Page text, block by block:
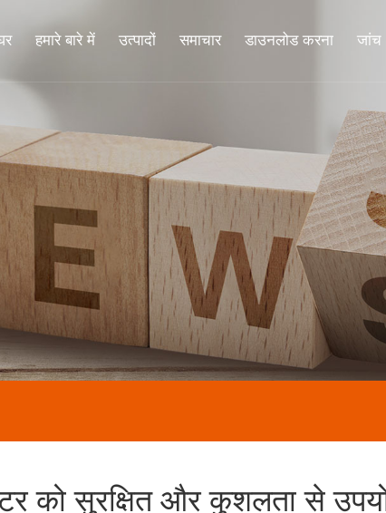
हमारे बारे में उत्पादों समाचार डाउनलोड करना
को सुरक्षित और कुशलता से